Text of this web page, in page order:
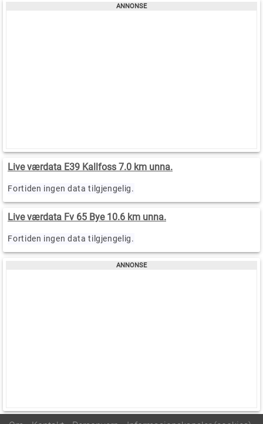
Live værdata E39 Kallfoss 7.0 km unna.
Fortiden ingen data tilgjengelig.
Live værdata Fv 65 Bye 10.6 km unna.
Fortiden ingen data tilgjengelig.